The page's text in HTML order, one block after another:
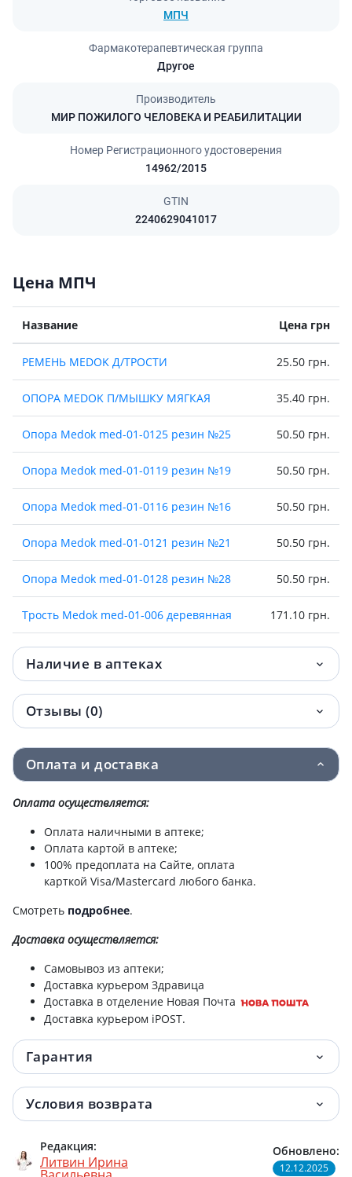
МПЧ
Фармакотерапевтическая группа
Другое
Производитель
МИР ПОЖИЛОГО ЧЕЛОВЕКА И РЕАБИЛИТАЦИИ
Номер Регистрационного удостоверения
14962/2015
GTIN
2240629041017
Цена МПЧ
Название Цена грн
РЕМЕНЬ MEDOK Д/ТРОСТИ 25.50 грн.
ОПОРА MEDOK П/МЫШКУ МЯГКАЯ 35.40 грн.
Опора Medok med-01-0125 резин №25 50.50 грн.
Опора Medok med-01-0119 резин №19 50.50 грн.
Опора Medok med-01-0116 резин №16 50.50 грн.
Опора Medok med-01-0121 резин №21 50.50 грн.
Опора Medok med-01-0128 резин №28 50.50 грн.
Трость Medok med-01-006 деревянная 171.10 грн.
Трость Medok med-01-007 нерегулир по
высоте стал
171.10 грн.
Костыли Medok med-02-001 дерев детск
дерев m №1
Трость Medok med-01-010 регулир по
высоте алюм охра
Трость Medok med-01-010 регулир по
Трость Medok med-01-010 регулир по
высоте алюм корич
Трость Medok med-01-010 регулир по
высоте алюм черн
Костыль Medok med-02-032 локт алюм
№1
427 грн.
Судно подкладное резин rd-care-2 427 грн.
высоте алюм с приспос п/скольж
Наличие в аптеках
Отзывы (0)
Оплата и доставка
Оплата осуществляется:
Оплата наличными в аптеке;
Оплата картой в аптеке;
100% предоплата на Сайте, оплата
карткой Visa/Mastercard любого банка.
Смотреть подробнее.
Доставкаосуществляется:
Самовывоз из аптеки;
Доставка курьером Здравица
Доставка в отделение Новая Почта
Доставка курьером iPOST.
Гарантия
Условия возврата
Редакция:
Литвин Ирина
Обновлено:
12.12.2025